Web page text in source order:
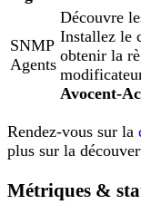
SNMP
Agents
Découvre
Installez le
obtenir la
Avocent-
Rendez-vous sur la
plus sur la
Métriques &